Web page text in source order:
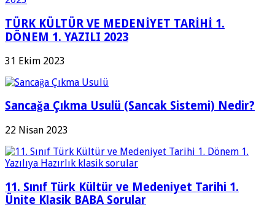
TÜRK KÜLTÜR VE MEDENİYET TARİHİ 1.
DÖNEM 1. YAZILI 2023
31 Ekim 2023
Sancağa Çıkma Usulü (Sancak Sistemi) Nedir?
22 Nisan 2023
11. Sınıf Türk Kültür ve Medeniyet Tarihi 1.
Ünite Klasik BABA Sorular